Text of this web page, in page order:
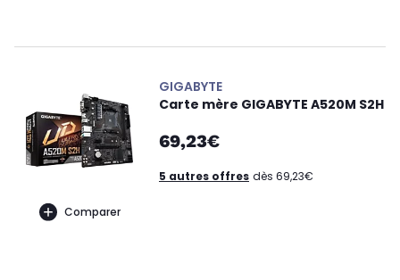
Comparer
GIGABYTE
Carte mère GIGABYTE A520M S2H
69,23€
5 autres offres dès 69,23€